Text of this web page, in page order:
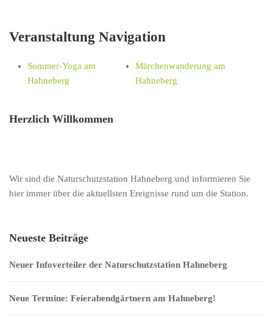
Veranstaltung Navigation
Sommer-Yoga am
Hahneberg
Märchenwanderung am
Hahneberg
Herzlich Willkommen
Wir sind die Naturschutzstation Hahneberg und informieren Sie
hier immer über die aktuellsten Ereignisse rund um die Station.
Neueste Beiträge
Neuer Infoverteiler der Naturschutzstation Hahneberg
Neue Termine: Feierabendgärtnern am Hahneberg!